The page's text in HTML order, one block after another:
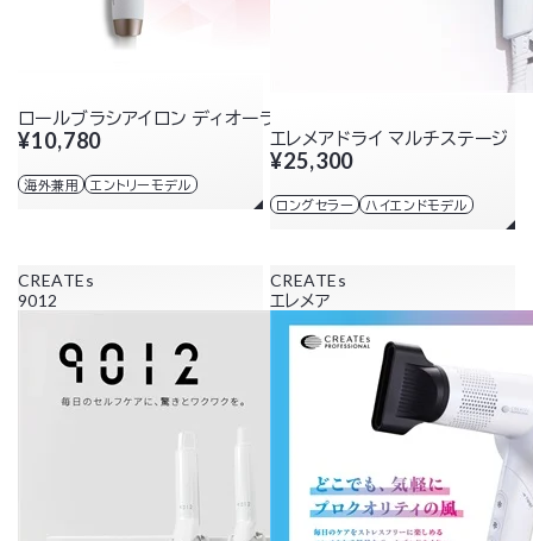
ロールブラシアイロン ディオーラ 18mm
¥10,780
海外兼用 エントリーモデル
エレメアドライ マルチステージ
¥25,300
ロングセラー ハイエンドモデル
CREATEs
9012
CREATEs
エレメア